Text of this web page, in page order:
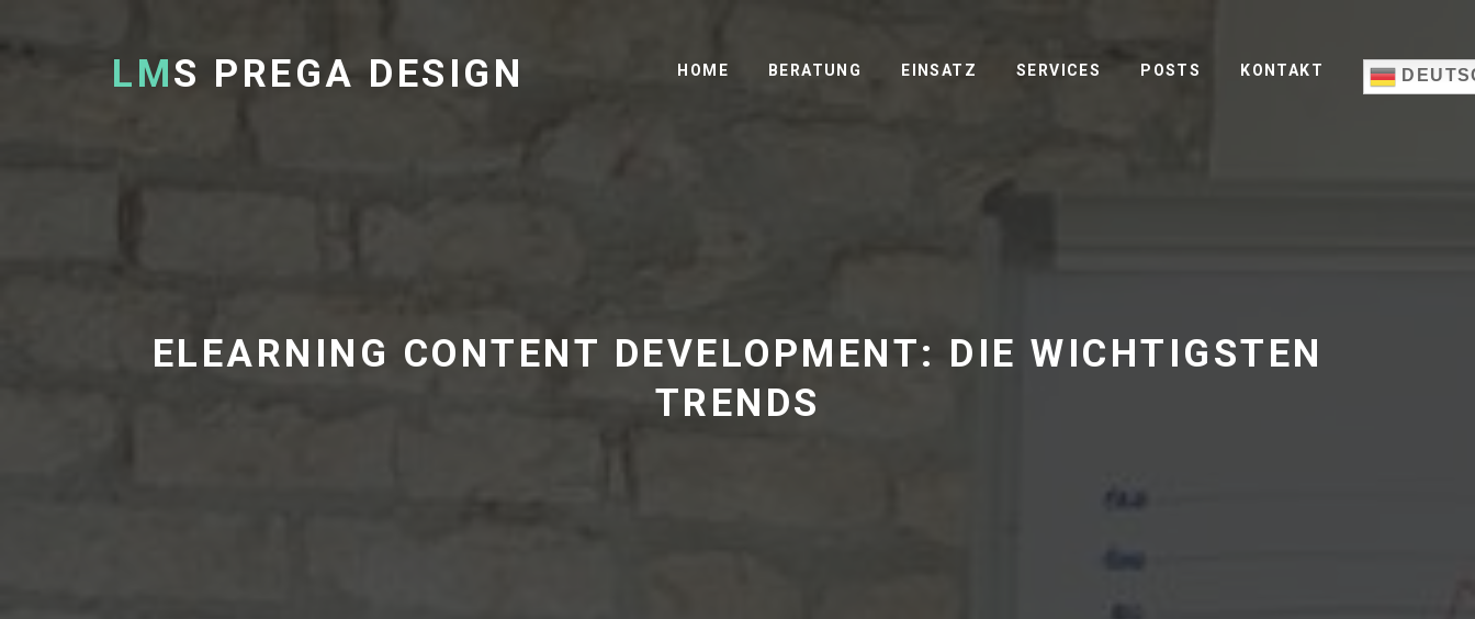
LMS PREGA DESIGN HOME BERATUNG EINSATZ SERVICES POSTS KONTAKT
ELEARNING CONTENT DEVELOPMENT: DIE WICHTIGSTEN
TRENDS